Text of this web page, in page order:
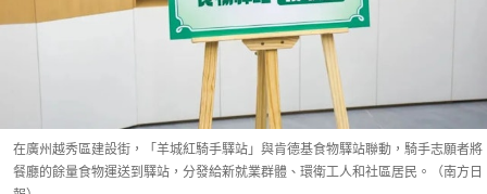
在廣州越秀區建設街，「羊城紅騎手驛站」與肯德基食物驛站聯動，騎手志願者將
餐廳的餘量食物運送到驛站，分發給新就業群體、環衛工人和社區居民。（南方日